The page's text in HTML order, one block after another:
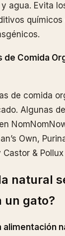
agua. Evita
químicos
de Comida
de comida
Algunas
Own,
&
natural
un gato?
alimentación